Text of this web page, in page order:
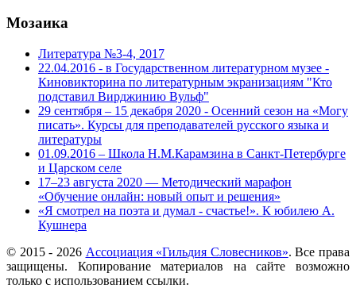
Мозаика
Литература №3-4, 2017
22.04.2016 - в Государственном литературном музее -
Киновикторина по литературным экранизациям "Кто
подставил Вирджинию Вульф"
29 сентября – 15 декабря 2020 - Осенний сезон на «Могу
писать». Курсы для преподавателей русского языка и
литературы
01.09.2016 – Школа Н.М.Карамзина в Санкт-Петербурге
и Царском селе
17–23 августа 2020 — Методический марафон
«Обучение онлайн: новый опыт и решения»
«Я смотрел на поэта и думал - счастье!». К юбилею А.
Кушнера
© 2015 - 2026 Ассоциация «Гильдия Словесников». Все права
защищены. Копирование материалов на сайте возможно
только с использованием ссылки.